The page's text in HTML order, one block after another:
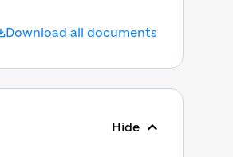
Download all documents
Hide